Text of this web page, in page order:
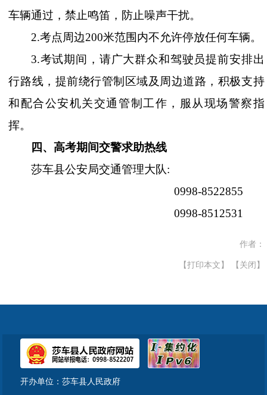
车辆通过，禁止鸣笛，防止噪声干扰。
2.考点周边200米范围内不允许停放任何车辆。
3.考试期间，请广大群众和驾驶员提前安排出
行路线，提前绕行管制区域及周边道路，积极支持
和配合公安机关交通管制工作，服从现场警察指
挥。
四、高考期间交警求助热线
莎车县公安局交通管理大队:
0998-8522855
0998-8512531
作者：
【打印本文】 【关闭】
开办单位：莎车县人民政府